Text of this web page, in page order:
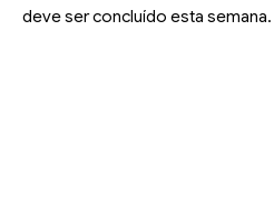
deve ser concluído esta semana.